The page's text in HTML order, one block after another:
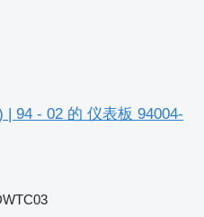
| 94 - 02 的 仪表板 94004-